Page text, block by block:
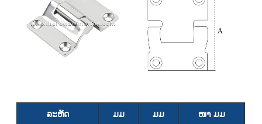
ລະຫັດ ມມ ມມ ໜາ ມມ